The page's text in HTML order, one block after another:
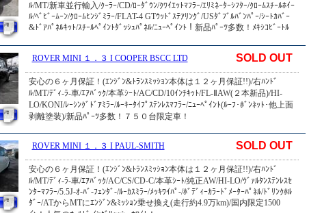
ﾙ/MT/新車並行輸入/ｸｰﾗｰ/CD/ﾛｰﾀﾞｳﾝ/ｸﾜｲｴｯﾄﾏﾌﾗｰ/ｴﾘﾐﾈｰﾀｰｼﾌﾀｰ/ｸﾛｰﾑｽﾁｰﾙﾎｲｰ
ﾙ/ﾍﾞﾋﾞｰﾑｰﾝ/ｸﾛｰﾑﾋﾝｼﾞﾐﾗｰ/FLAT-4 GTｳｯﾄﾞｽﾃｱﾘﾝｸﾞ/USﾀﾞﾌﾞﾙﾊﾞﾝﾊﾟｰ/ｼｰﾄｶﾊﾞｰ
&ﾄﾞｱﾊﾟﾈﾙｷｯﾄ/ｽﾁｰﾙﾍﾟｲﾝﾄﾀﾞｯｼｭﾊﾟﾈﾙ/ﾆｭｰﾍﾟｲﾝﾄ！新品ﾊﾟｰﾂ多数！ﾒｷｼｺﾋﾞｰﾄﾙ
ROVER MINI １．３ I COOPER BSCC LTD SOLD OUT
安心の６ヶ月保証！(ｴﾝｼﾞﾝ&ﾄﾗﾝｽﾐｯｼｮﾝ本体は１２ヶ月保証!!)/右ﾊﾝﾄﾞ
ﾙ/MT/ﾃﾞｨ-ﾗ-車/ｴｱﾊﾞｯｸ/本革ｼｰﾄ/AC/CD/10ｲﾝﾁｷｯﾄ/FL-ⅡAW(２本新品)/HI-
LO/KONI/ﾚｰｼﾝｸﾞﾄﾞｱﾐﾗｰ/ﾙｰｷｰﾀｲﾌﾟｽﾃﾝﾚｽﾏﾌﾗｰ/ﾆｭｰﾍﾟｲﾝﾄ(ﾙｰﾌ･ﾎﾞﾝﾈｯﾄ･他上面
剥離塗装)/新品ﾊﾟｰﾂ多数！７５０台限定車！
ROVER MINI １．３ I PAUL-SMITH SOLD OUT
安心の６ヶ月保証！(ｴﾝｼﾞﾝ&ﾄﾗﾝｽﾐｯｼｮﾝ本体は１２ヶ月保証!!)/右ﾊﾝﾄﾞ
ﾙ/MT/ﾃﾞｨ-ﾗ-車/ｴｱﾊﾞｯｸ/AC/CS/CD-C/本革ｼｰﾄ/純正AW/HI-LO/ｳﾞｧﾙﾀﾝｽﾃﾝﾚｽｾ
ﾝﾀｰﾏﾌﾗｰ/5.5J-ｵ-ﾊﾞ-ﾌｪﾝﾀﾞ-/ﾙｰｶｽﾐﾗｰ/ﾒｯｷﾜｲﾊﾟ-/ﾎﾞﾃﾞｨｰｶﾗｰﾄﾞﾒｰﾀｰﾊﾟﾈﾙ/ﾄﾞﾘﾝｸﾎﾙ
ﾀﾞｰ/ATからMTにｴﾝｼﾞﾝ&ﾐｯｼｮﾝ乗せ換え(走行約4.9万km)/国内限定1500